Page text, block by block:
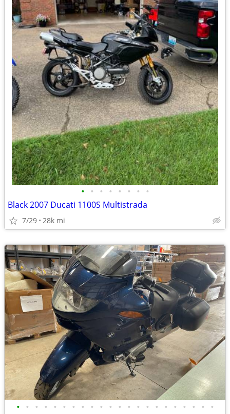
• • • • • • • •
Black 2007 Ducati 1100S Multistrada
7/29 28k mi
• • • • • • • • • • • • • • • • • • • • • •